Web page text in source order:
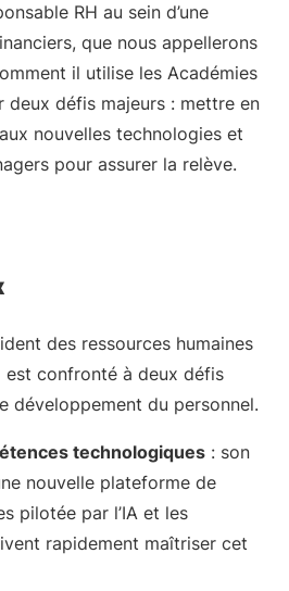
RH au sein d’une
que nous appellerons
il utilise les Académies
deux défis majeurs : mettre en
nouvelles technologies et
pour assurer la relève.
des ressources humaines
confronté à deux défis
développement du personnel.
technologiques : son
nouvelle plateforme de
pilotée par l’IA et les
rapidement maîtriser cet